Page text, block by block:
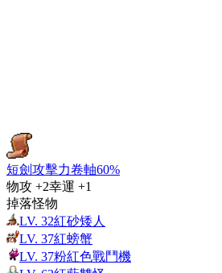
短劍攻擊力卷軸60%
物攻 +2幸運 +1
掉落怪物
LV. 32紅砂矮人
LV. 37紅螃蟹
LV. 37粉紅色戰鬥機